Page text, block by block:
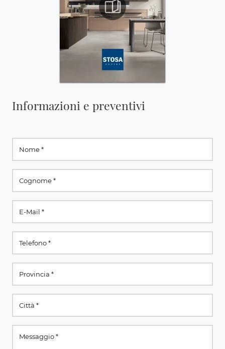
Informazioni e preventivi